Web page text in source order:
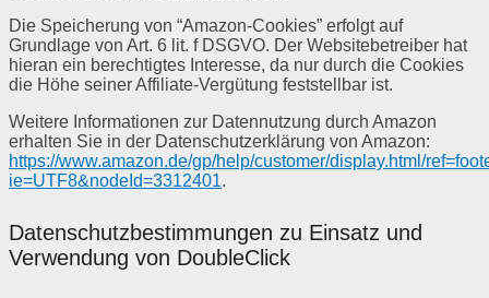
Die Speicherung von “Amazon-Cookies” erfolgt auf
Grundlage von Art. 6 lit. f DSGVO. Der Websitebetreiber hat
hieran ein berechtigtes Interesse, da nur durch die Cookies
die Höhe seiner Affiliate-Vergütung feststellbar ist.
Weitere Informationen zur Datennutzung durch Amazon
erhalten Sie in der Datenschutzerklärung von Amazon:
https://www.amazon.de/gp/help/customer/display.html/
ie=UTF8&nodeId=3312401.
Datenschutzbestimmungen zu Einsatz und
Verwendung von DoubleClick